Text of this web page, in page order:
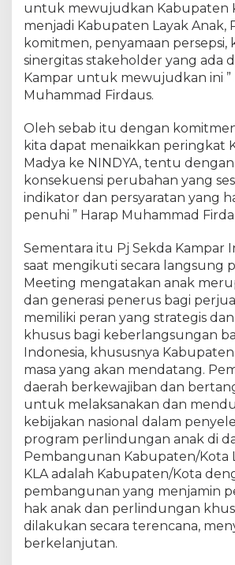
r
a
V
e
r
i
k
a
s
i
L
a
a
n
a
n
s
e
c
a
r
a
H
y
i
d
V
L
untuk mewujudkan Kabupaten
menjadi Kabupaten Layak Anak,
komitmen, penyamaan persepsi,
sinergitas stakeholder yang ada
Kampar untuk mewujudkan ini ”
Muhammad Firdaus.
Oleh sebab itu dengan
kita dapat menaikkan peringkat
Madya ke NINDYA, tentu
konsekuensi perubahan yang
indikator dan persyaratan yang
penuhi ” Harap Muhammad
Sementara itu Pj Sekda Kampar
saat mengikuti secara langsung
Meeting mengatakan anak
dan generasi penerus bagi
memiliki peran yang strategis
khusus bagi keberlangsungan
Indonesia, khususnya
masa yang akan mendatang.
daerah berkewajiban dan
untuk melaksanakan dan
kebijakan nasional dalam
program perlindungan anak di
Pembangunan Kabupaten/Kota
KLA adalah Kabupaten/Kota
pembangunan yang menjamin
hak anak dan perlindungan
dilakukan secara terencana,
berkelanjutan.